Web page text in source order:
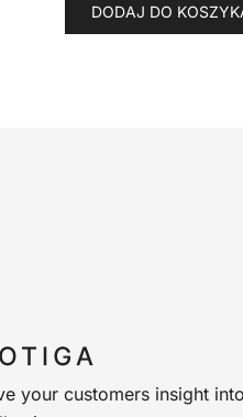
DODAJ DO
your customers insight